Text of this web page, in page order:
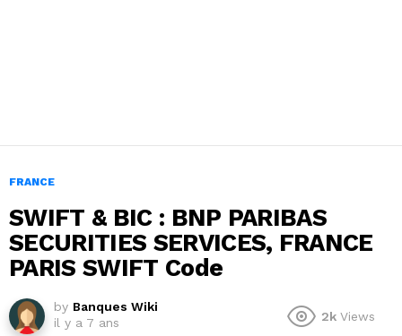
FRANCE
SWIFT & BIC : BNP PARIBAS
SECURITIES SERVICES, FRANCE
PARIS SWIFT Code
by Banques Wiki
il y a 7 ans
2k Views